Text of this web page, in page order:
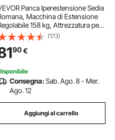
Panca Iperestensione Sedia
Macchina di Estensione
158 kg, Attrezzatura per
Muscoli Posteriori della Coscia,
Parte Addominale, Panca
Palestra Domestica
(173)
90€
Consegna:Sab. Ago. 8 - Mer.
Ago. 12
Aggiungi al carrello